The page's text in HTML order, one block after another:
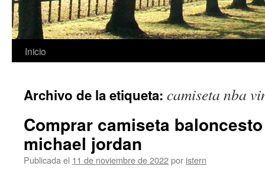
Saltar
contenido
Inicio
Archivo de la etiqueta: camiseta nba
Comprar camiseta
michael jordan
Publicada el 11 de noviembre de 2022por istern